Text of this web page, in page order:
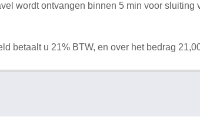
wordt ontvangen binnen 5 min voor
betaalt u 21% BTW, en over het bedrag